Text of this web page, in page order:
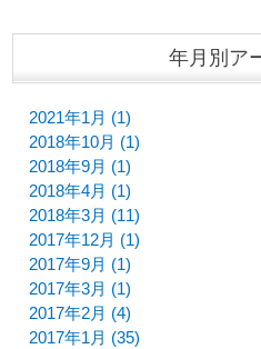
年月別ア
2021年1月 (1)
2018年10月 (1)
2018年9月 (1)
2018年4月 (1)
2018年3月 (11)
2017年12月 (1)
2017年9月 (1)
2017年3月 (1)
2017年2月 (4)
2017年1月 (35)